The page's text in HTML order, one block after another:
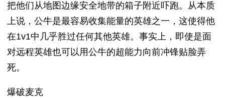
把他们从地图边缘安全地带的箱子附近吓跑。从本质
上说，公牛是最容易收集能量的英雄之一，这使得他
在1v1中几乎胜过任何其他英雄。事实上，即使是面
对远程英雄也可以用公牛的超能力向前冲锋贴脸弄
死。
爆破麦克